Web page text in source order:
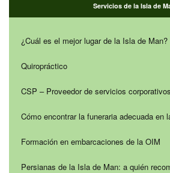
Servicios de la Isla de
¿Cuál es el mejor lugar de la Isla de Man?
Quiropráctico
CSP – Proveedor de servicios corporativos
Cómo encontrar la funeraria adecuada en
Formación en embarcaciones de la OIM
Persianas de la Isla de Man: a quién